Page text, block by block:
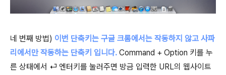
네 번째 방법) 이번 단축키는 구글 크롬에서는 작동하지 않고 사파
리에서만 작동하는 단축키 입니다. Command + Option 키를 누
른 상태에서 ⏎ 엔터키를 눌러주면 방금 입력한 URL의 웹사이트